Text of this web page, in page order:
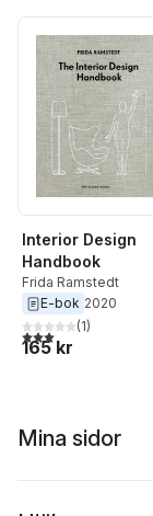
Interior Design
Handbook
Frida Ramstedt
E-bok 2020
3,0utav 5 stjärnor.
(1)
165 kr
Mina sidor